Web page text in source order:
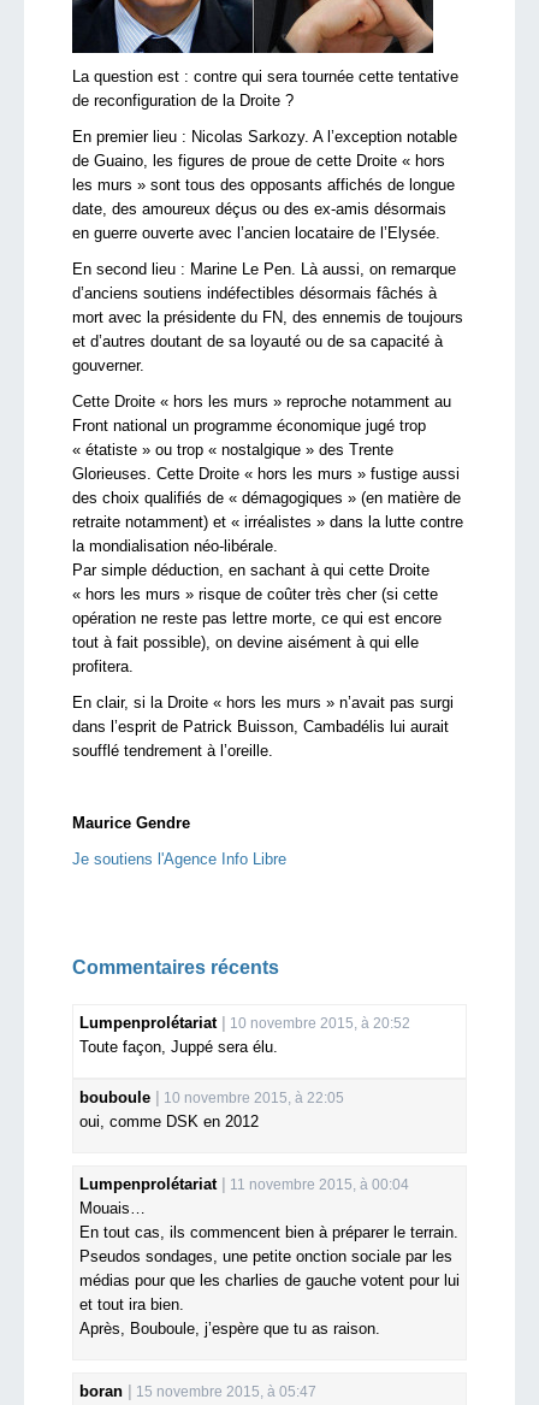
La question est : contre qui sera tournée cette tentative
de reconfiguration de la Droite ?
En premier lieu : Nicolas Sarkozy. A l’exception notable
de Guaino, les figures de proue de cette Droite « hors
les murs » sont tous des opposants affichés de longue
date, des amoureux déçus ou des ex-amis désormais
en guerre ouverte avec l’ancien locataire de l’Elysée.
En second lieu : Marine Le Pen. Là aussi, on remarque
d’anciens soutiens indéfectibles désormais fâchés à
mort avec la présidente du FN, des ennemis de toujours
et d’autres doutant de sa loyauté ou de sa capacité à
gouverner.
Cette Droite « hors les murs » reproche notamment au
Front national un programme économique jugé trop
« étatiste » ou trop « nostalgique » des Trente
Glorieuses. Cette Droite « hors les murs » fustige aussi
des choix qualifiés de « démagogiques » (en matière de
retraite notamment) et « irréalistes » dans la lutte contre
la mondialisation néo-libérale.
Par simple déduction, en sachant à qui cette Droite
« hors les murs » risque de coûter très cher (si cette
opération ne reste pas lettre morte, ce qui est encore
tout à fait possible), on devine aisément à qui elle
profitera.
En clair, si la Droite « hors les murs » n’avait pas surgi
dans l’esprit de Patrick Buisson, Cambadélis lui aurait
soufflé tendrement à l’oreille.
Maurice Gendre
Je soutiens l'Agence Info Libre
Commentaires récents
Lumpenprolétariat 10 novembre 2015, à 20:52
Toute façon, Juppé sera élu.
bouboule 10 novembre 2015, à 22:05
oui, comme DSK en 2012
Lumpenprolétariat 11 novembre 2015, à 00:04
Mouais…
En tout cas, ils commencent bien à préparer le terrain.
Pseudos sondages, une petite onction sociale par les
médias pour que les charlies de gauche votent pour lui
et tout ira bien.
Après, Bouboule, j’espère que tu as raison.
boran 15 novembre 2015, à 05:47